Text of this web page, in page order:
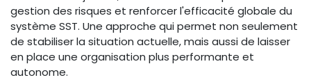
gestion des risques et renforcer l'efficacité globale du
système SST. Une approche qui permet non seulement
de stabiliser la situation actuelle, mais aussi de laisser
en place une organisation plus performante et
autonome.